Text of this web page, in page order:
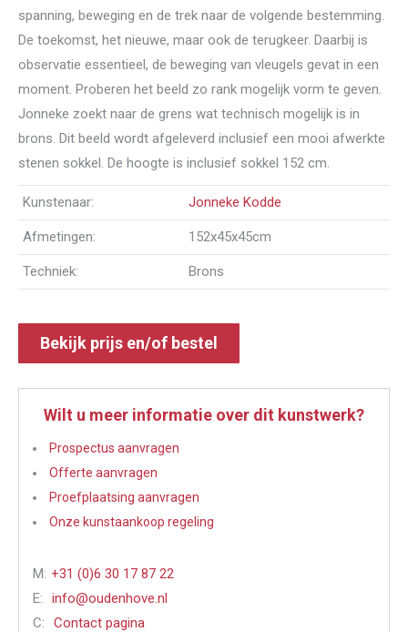
spanning, beweging en de trek naar de volgende bestemming.
De toekomst, het nieuwe, maar ook de terugkeer. Daarbij is
observatie essentieel, de beweging van vleugels gevat in een
moment. Proberen het beeld zo rank mogelijk vorm te geven.
Jonneke zoekt naar de grens wat technisch mogelijk is in
brons. Dit beeld wordt afgeleverd inclusief een mooi afwerkte
stenen sokkel. De hoogte is inclusief sokkel 152 cm.
Kunstenaar: Jonneke Kodde
Afmetingen: 152x45x45cm
Techniek: Brons
Bekijk prijs en/of bestel
Wilt u meer informatie over dit kunstwerk?
Prospectus aanvragen
Offerte aanvragen
Proefplaatsing aanvragen
Onze kunstaankoop regeling
M: +31 (0)6 30 17 87 22
E:
info@oudenhove.nl
C:
Contact pagina